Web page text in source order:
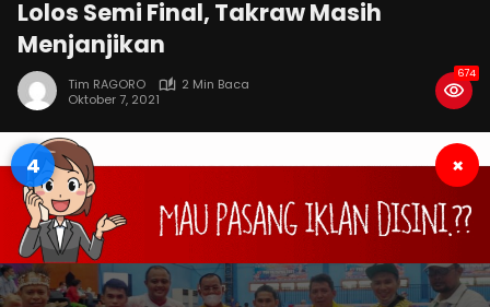
Lolos Semi Final, Takraw Masih
Menjanjikan
Tim RAGORO
2 Min Baca
Oktober 7, 2021
674
3 ×